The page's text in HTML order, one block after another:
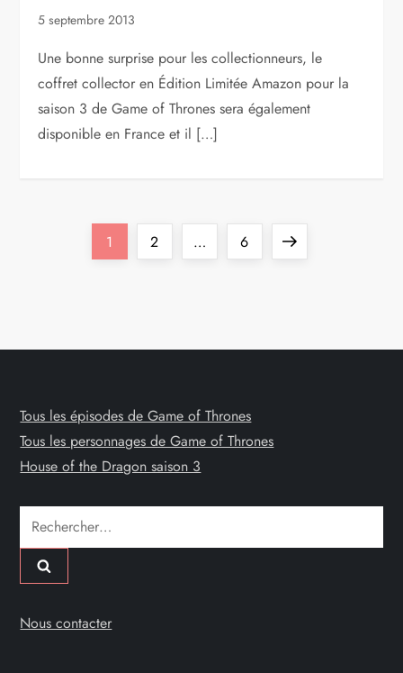
5 septembre 2013
Une bonne surprise pour les collectionneurs, le
coffret collector en Édition Limitée Amazon pour la
saison 3 de Game of Thrones sera également
disponible en France et il […]
n
a
t
i
o
n
Page
1 Page
2 … Page
6
Next
Tous les épisodes de Game of Thrones
Tous les personnages de Game of Thrones
House of the Dragon saison 3
Rechercher :
Nous contacter